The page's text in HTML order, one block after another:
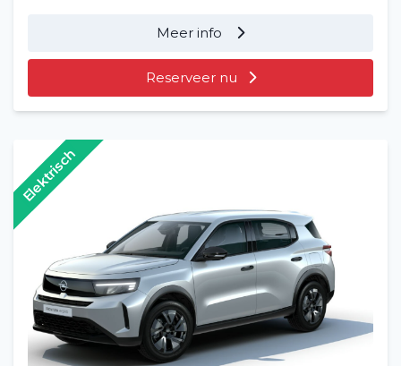
Meer info
Reserveer nu
Elektrisch